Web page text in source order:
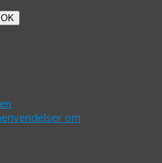
Søg
OK
om